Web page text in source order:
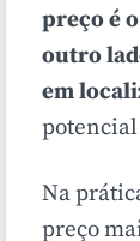
preço é
outro
em
Na
preço